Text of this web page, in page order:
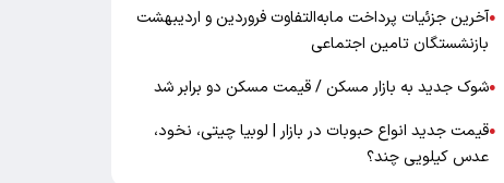
●آخرین جزئیات پرداخت مابه‌التفاوت فروردین و اردیبهشت
بازنشستگان تامین اجتماعی
●شوک جدید به بازار مسکن / قیمت مسکن دو برابر شد
●قیمت جدید انواع حبوبات در بازار | لوبیا چیتی، نخود،
عدس کیلویی چند؟